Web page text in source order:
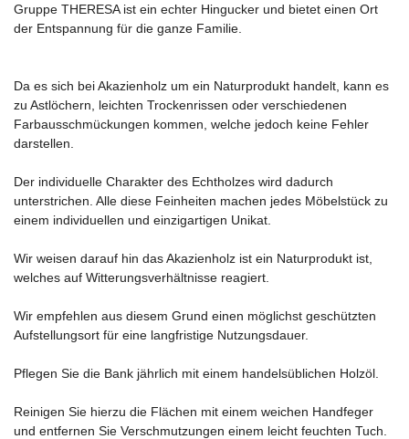
Gruppe THERESA ist ein echter Hingucker und bietet einen Ort
der Entspannung für die ganze Familie.
Da es sich bei Akazienholz um ein Naturprodukt handelt, kann es
zu Astlöchern, leichten Trockenrissen oder verschiedenen
Farbausschmückungen kommen, welche jedoch keine Fehler
darstellen.
Der individuelle Charakter des Echtholzes wird dadurch
unterstrichen. Alle diese Feinheiten machen jedes Möbelstück zu
einem individuellen und einzigartigen Unikat.
Wir weisen darauf hin das Akazienholz ist ein Naturprodukt ist,
welches auf Witterungsverhältnisse reagiert.
Wir empfehlen aus diesem Grund einen möglichst geschützten
Aufstellungsort für eine langfristige Nutzungsdauer.
Pflegen Sie die Bank jährlich mit einem handelsüblichen Holzöl.
Reinigen Sie hierzu die Flächen mit einem weichen Handfeger
und entfernen Sie Verschmutzungen einem leicht feuchten Tuch.